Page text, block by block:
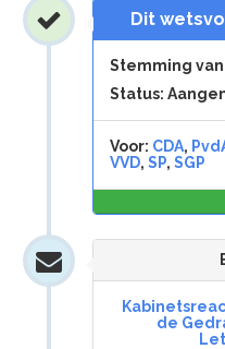
Dit
Stemming
Status:
Voor: CDA,
VVD,SP,SGP
de